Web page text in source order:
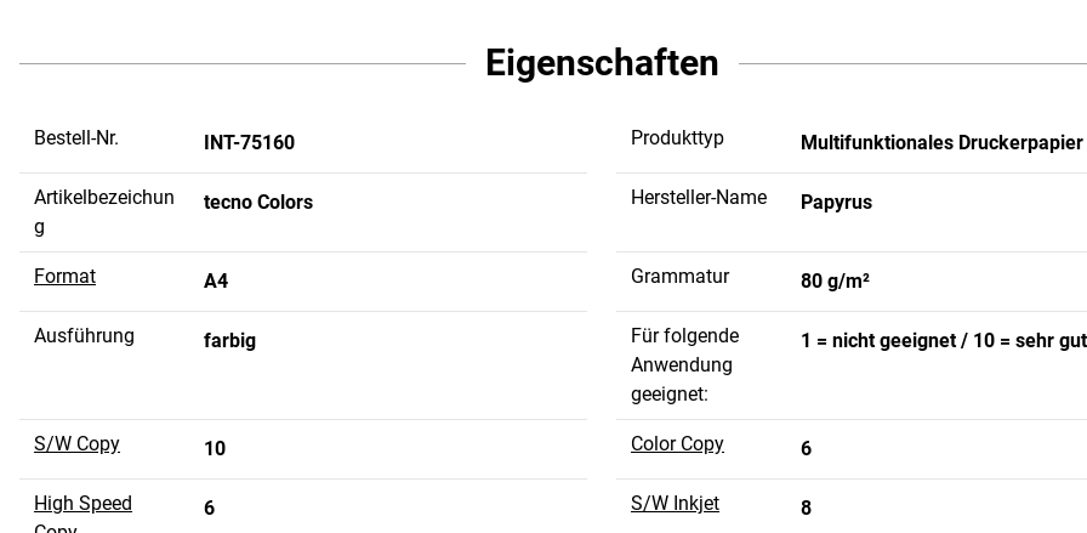
Eigenschaften
Bestell-Nr. INT-75160 Produkttyp Multifunktionales Druckerpapier
Artikelbezeichun
g
tecno Colors Hersteller-Name Papyrus
Format A4 Grammatur 80 g/m²
Ausführung farbig
Für folgende
Anwendung
geeignet:
1 = nicht geeignet / 10 = sehr
S/W Copy 10 Color Copy 6
High Speed
6 S/W Inkjet 8